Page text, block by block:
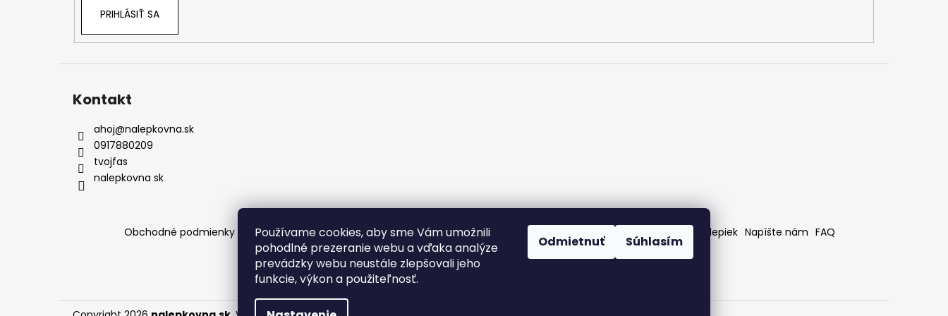
Používame cookies, aby sme Vám umožnili
pohodlné prezeranie webu a vďaka analýze
prevádzky webu neustále zlepšovali jeho
funkcie, výkon a použiteľnosť.
Odmietnuť Súhlasím
PRIHLÁSIŤ SA
Kontakt
ahoj@nalepkovna.sk
0917880209
tvojfas
nalepkovna sk
Obchodné podmienky Podmienky ochrany osobných údajov Kontakt Doprava a platba Podmienky vrátenia Bez nálepiek Napíšte nám FAQ
Nálepky na zákazku